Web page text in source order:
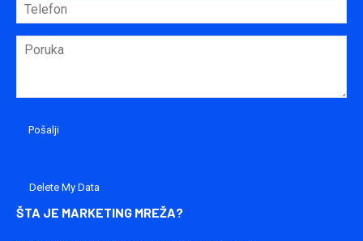
Delete My Data
ŠTA JE MARKETING MREŽA?